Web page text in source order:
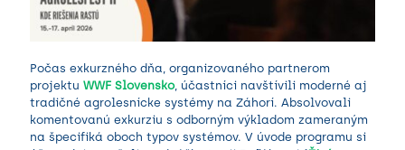
Počas exkurzného dňa, organizovaného partnerom
projektu WWF Slovensko, účastníci navštívili moderné aj
tradičné agrolesnícke systémy na Záhorí. Absolvovali
komentovanú exkurziu s odborným výkladom zameraným
na špecifiká oboch typov systémov. V úvode programu si